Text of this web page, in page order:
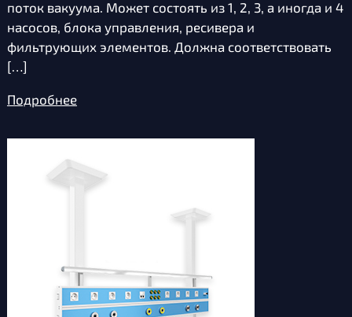
поток вакуума. Может состоять из 1, 2, 3, а иногда и 4
насосов, блока управления, ресивера и
фильтрующих элементов. Должна соответствовать
[…]
Подробнее